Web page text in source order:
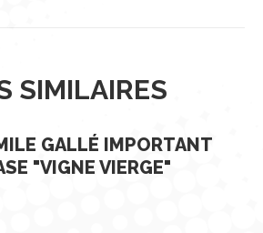
SIMILAIRES
GALLÉ IMPORTANT
"VIGNE VIERGE"